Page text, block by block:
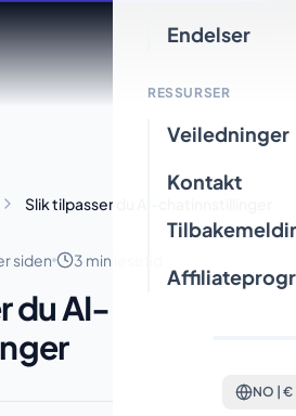
Endelser
RESSURSER
Veiledninger
Kontakt
NO | €
Slik tilpasser du AI-chatinnstillinger
siden 3 min lesetid
du AI-